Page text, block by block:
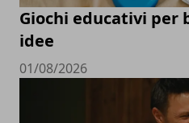
Giochi educativi per
idee
01/08/2026